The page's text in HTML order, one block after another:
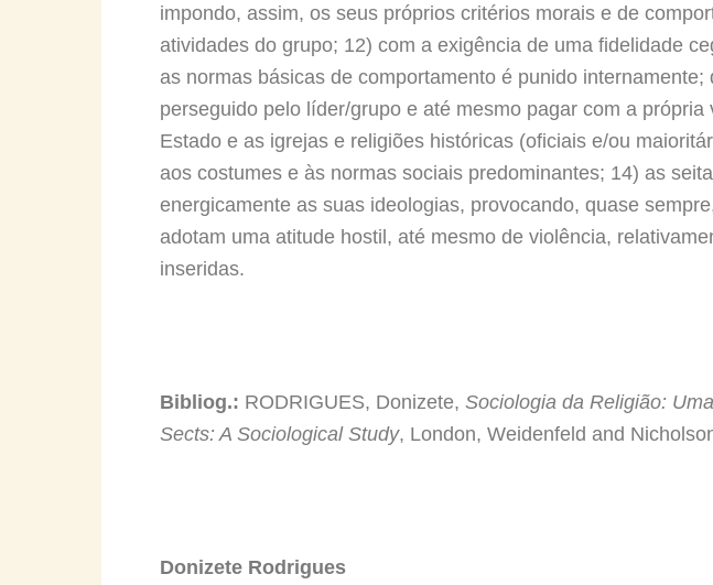
impondo, assim, os seus próprios critérios morais e de
atividades do grupo; 12) com a exigência de uma fidelidade
as normas básicas de comportamento é punido
perseguido pelo líder/grupo e até mesmo pagar com a
Estado e as igrejas e religiões históricas (oficiais e/ou
aos costumes e às normas sociais predominantes; 14) as
energicamente as suas ideologias, provocando, quase
adotam uma atitude hostil, até mesmo de violência,
inseridas.
Bibliog.: RODRIGUES, Donizete, Sociologia da Religião:
Sects: A Sociological Study, London, Weidenfeld and
Donizete Rodrigues